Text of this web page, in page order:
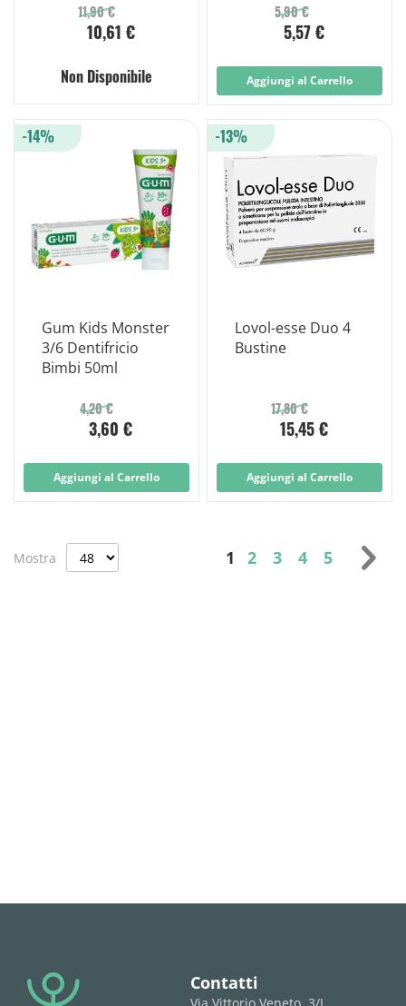
11,90 €
10,61 €
Non Disponibile
5,90 €
5,57 €
Aggiungi al Carrello
Gum Kids Monster
3/6 Dentifricio
Bimbi 50ml
4,20 €
3,60 €
-14%
Aggiungi al Carrello
Lovol-esse Duo 4
Bustine
17,80 €
15,45 €
-13%
Aggiungi al Carrello
Pagina
Attualmente stai
1 Pagina
2 Pagina
3 Pagina
4 Pagina
5
Mostra
Contatti